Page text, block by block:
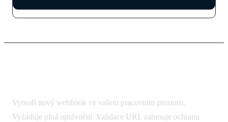
Vytvoří nový webhook ve vašem pracovním prostoru.
Vyžaduje plná oprávnění. Validace URL zahrnuje ochranu